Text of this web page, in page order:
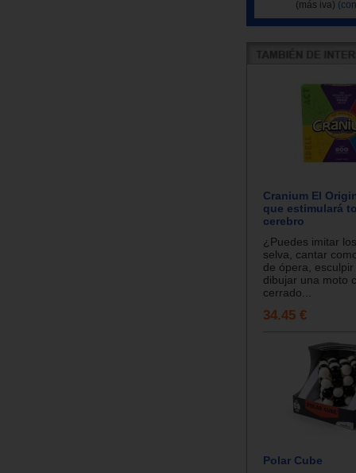
(más iva)
Cranium El
que estimulará
cerebro
¿Puedes imitar
selva, cantar
de ópera,
dibujar una moto
cerrado...
34.45 €
Polar Cube